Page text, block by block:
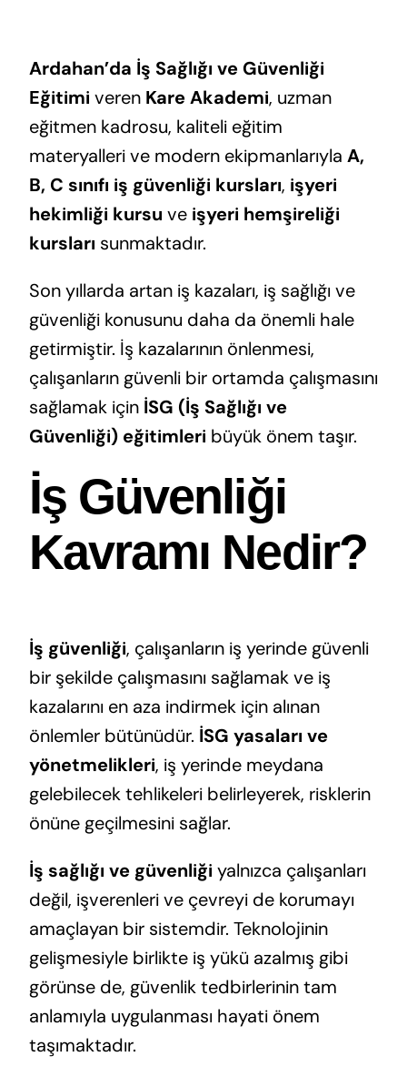
Ardahan’da İş Sağlığı ve Güvenliği
Eğitimi veren Kare Akademi, uzman
eğitmen kadrosu, kaliteli eğitim
materyalleri ve modern ekipmanlarıyla A,
B, C sınıfı iş güvenliği kursları, işyeri
hekimliği kursu ve işyeri hemşireliği
kursları sunmaktadır.
Son yıllarda artan iş kazaları, iş sağlığı ve
güvenliği konusunu daha da önemli hale
getirmiştir. İş kazalarının önlenmesi,
çalışanların güvenli bir ortamda çalışmasını
sağlamak için İSG (İş Sağlığı ve
Güvenliği) eğitimleri büyük önem taşır.
İş Güvenliği
Kavramı Nedir?
İş güvenliği, çalışanların iş yerinde güvenli
bir şekilde çalışmasını sağlamak ve iş
kazalarını en aza indirmek için alınan
önlemler bütünüdür. İSG yasaları ve
yönetmelikleri, iş yerinde meydana
gelebilecek tehlikeleri belirleyerek, risklerin
önüne geçilmesini sağlar.
İş sağlığı ve güvenliği yalnızca çalışanları
değil, işverenleri ve çevreyi de korumayı
amaçlayan bir sistemdir. Teknolojinin
gelişmesiyle birlikte iş yükü azalmış gibi
görünse de, güvenlik tedbirlerinin tam
anlamıyla uygulanması hayati önem
taşımaktadır.